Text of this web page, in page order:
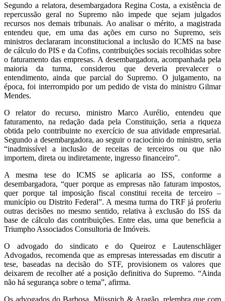
Segundo a relatora, desembargadora Regina Costa, a existência de
repercussão geral no Supremo não impede que sejam julgados
recursos nos demais tribunais. Ao analisar o mérito, a magistrada
entendeu que, em uma das ações em curso no Supremo, seis
ministros declararam inconstitucional a inclusão do ICMS na base
de cálculo do PIS e da Cofins, contribuições sociais recolhidas sobre
o faturamento das empresas. A desembargadora, acompanhada pela
maioria da turma, considerou que deveria prevalecer o
entendimento, ainda que parcial do Supremo. O julgamento, na
época, foi interrompido por um pedido de vista do ministro Gilmar
Mendes.
O relator do recurso, ministro Marco Aurélio, entendeu que
faturamento, na redação dada pela Constituição, seria a riqueza
obtida pelo contribuinte no exercício de sua atividade empresarial.
Segundo a desembargadora, ao seguir o raciocínio do ministro, seria
“inadmissível a inclusão de receitas de terceiros ou que não
importem, direta ou indiretamente, ingresso financeiro”.
A mesma tese do ICMS se aplicaria ao ISS, conforme a
desembargadora, “quer porque as empresas não faturam impostos,
quer porque tal imposição fiscal constitui receita de terceiro –
município ou Distrito Federal”. A mesma turma do TRF já proferiu
outras decisões no mesmo sentido, relativa à exclusão do ISS da
base de cálculo das contribuições. Entre elas, uma que beneficia a
Triumpho Associados Consultoria de Imóveis.
O advogado do sindicato e do Queiroz e Lautenschläger
Advogados, recomenda que as empresas interessadas em discutir a
tese, baseadas na decisão do STF, provisionem os valores que
deixarem de recolher até a posição definitiva do Supremo. “Ainda
não há segurança sobre o tema”, afirma.
Os advogados do Barbosa, Müssnich & Aragão, relembra que com